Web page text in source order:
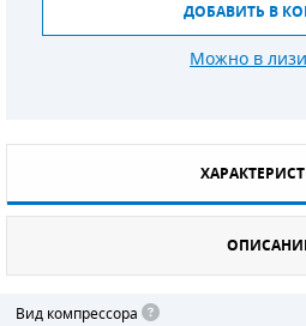
ДОБАВИТЬ В
Можно в
Вид компрессора
БЕНЗИНОВЫЕ ДВИГАТЕЛИ
МОТОРНОЕ МАСЛО